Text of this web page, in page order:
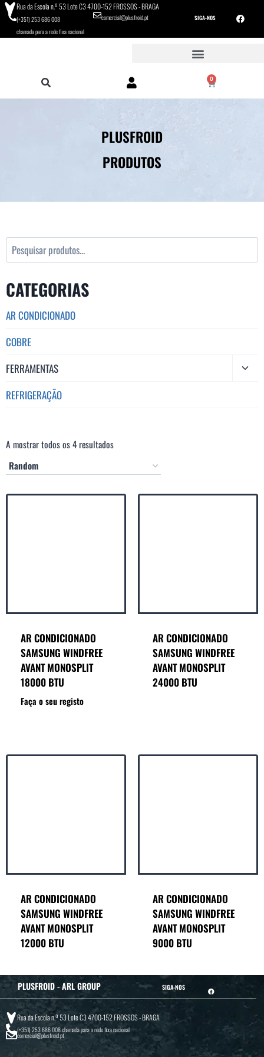
Rua da Escola n.º 53 Lote C3 4700-152 FROSSOS - BRAGA
(+351) 253 686 008
chamada para a rede fixa nacional
comercial@plusfroid.pt SIGA-NOS
0
PLUSFROID
PRODUTOS
CATEGORIAS
AR CONDICIONADO
COBRE
FERRAMENTAS
REFRIGERAÇÃO
A mostrar todos os 4 resultados
AR CONDICIONADO
SAMSUNG WINDFREE
AVANT MONOSPLIT
18000 BTU
Faça o seu registo
AR CONDICIONADO
SAMSUNG WINDFREE
AVANT MONOSPLIT
24000 BTU
AR CONDICIONADO
SAMSUNG WINDFREE
AVANT MONOSPLIT
12000 BTU
AR CONDICIONADO
SAMSUNG WINDFREE
AVANT MONOSPLIT
9000 BTU
PLUSFROID - ARL GROUP SIGA-NOS
Rua da Escola n.º 53 Lote C3 4700-152 FROSSOS - BRAGA
(+351) 253 686 008chamada para a rede fixa nacional
comercial@plusfroid.pt